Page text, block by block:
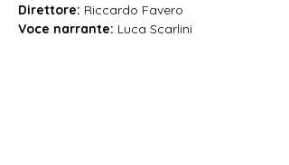
Direttore: Riccardo Favero
Voce narrante: Luca Scarlini